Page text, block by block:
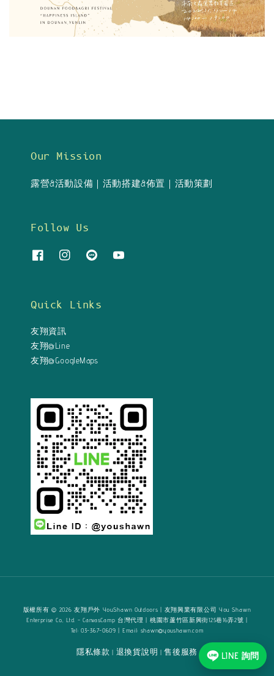
Our Mission
露營&活動設備｜活動搭建&佈置｜活動策劃
Follow Us
Quick Links
友翔資訊
友翔@Line
友翔@GoogleMaps
版權所有 © 2026 友翔戶外 YouShawn Outdoors | 友翔興業有限公司 You Shawn
Enterprise Co., Ltd. - CanvasCamp 台灣代理 | 桃園市蘆竹區新興街125巷16弄2號 |
Tel: 03-367-0609 | Email: shawn@youshawn.com
隱私條款 退換貨說明 |售後服務 LINE 詢問